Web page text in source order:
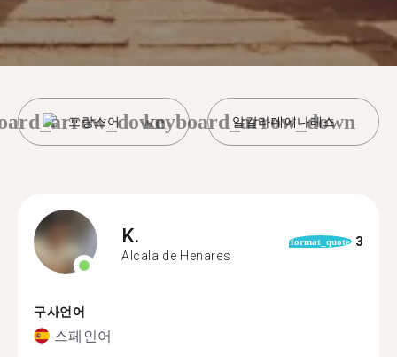
프랑스어 알칼라데에나레스
keyboard_arrow_down
K.
Alcala de Henares
format_quote 3
구사언어
스페인어